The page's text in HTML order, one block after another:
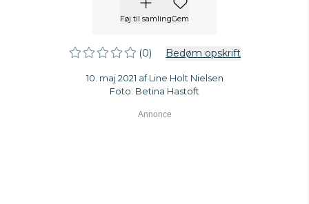
Føj til samlingGem
(0) Bedøm opskrift
10. maj 2021 af Line Holt Nielsen
Foto: Betina Hastoft